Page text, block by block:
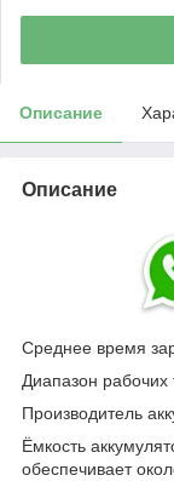
Описание
Описание
Среднее время
Диапазон рабочих
Производитель
Ёмкость
обеспечивает